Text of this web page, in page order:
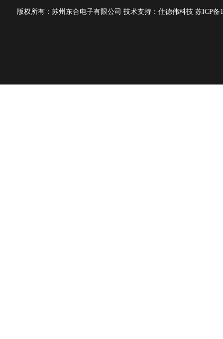
版权所有：苏州东合电子有限公司 技术支持：仕德伟科技 苏ICP备